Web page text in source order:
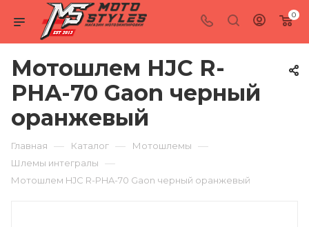
0
Мотошлем HJC R-
PHA-70 Gaon черный
оранжевый
Главная — Каталог — Мотошлемы —
Шлемы интегралы —
Мотошлем HJC R-PHA-70 Gaon черный оранжевый